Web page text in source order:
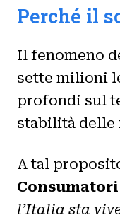
Perché il
Il fenomeno
sette milioni
profondi sul
stabilità delle
A tal
Consumatori
l’Italia sta